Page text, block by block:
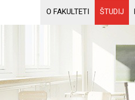
O FAKULTETI ŠTUDIJ